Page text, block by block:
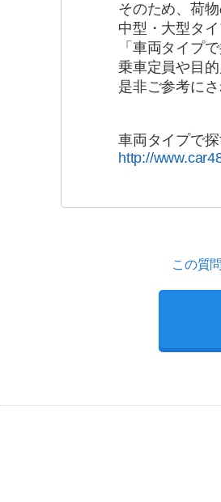
そのため、荷
中型・大型タ
「車両タイプ
乗車定員や目
是非ご参考にさ
車両タイプで
http://
この質